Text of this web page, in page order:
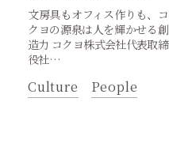
文房具もオフィス作りも、コ
クヨの源泉は人を輝かせる創
造力 コクヨ株式会社代表取締
役社…
Culture People